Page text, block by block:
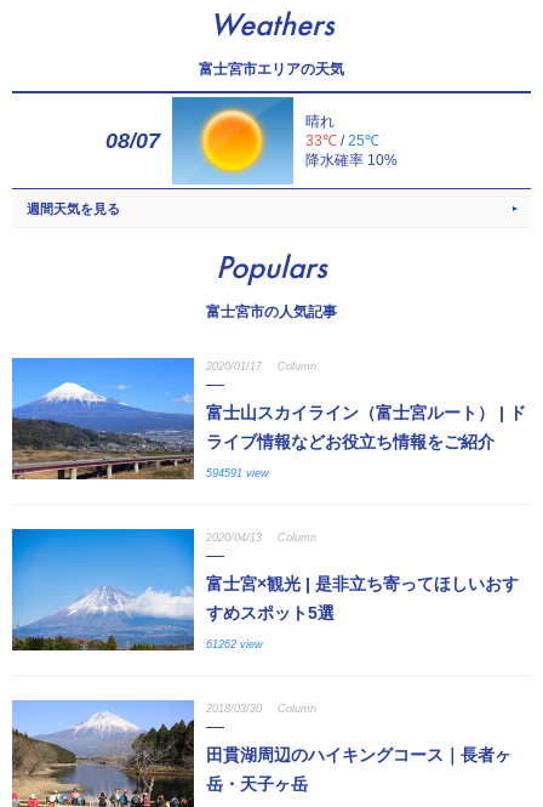
Weathers
富士宮市エリアの天気
08/07
晴れ
33℃ /25℃
降水確率 10%
週間天気を見る
Populars
富士宮市の人気記事
2020/01/17 Column
富士山スカイライン（富士宮ルート） | ド
ライブ情報などお役立ち情報をご紹介
594591 view
2020/04/13 Column
富士宮×観光 | 是非立ち寄ってほしいおす
すめスポット5選
61262 view
2018/03/30 Column
田貫湖周辺のハイキングコース｜長者ヶ
岳・天子ヶ岳